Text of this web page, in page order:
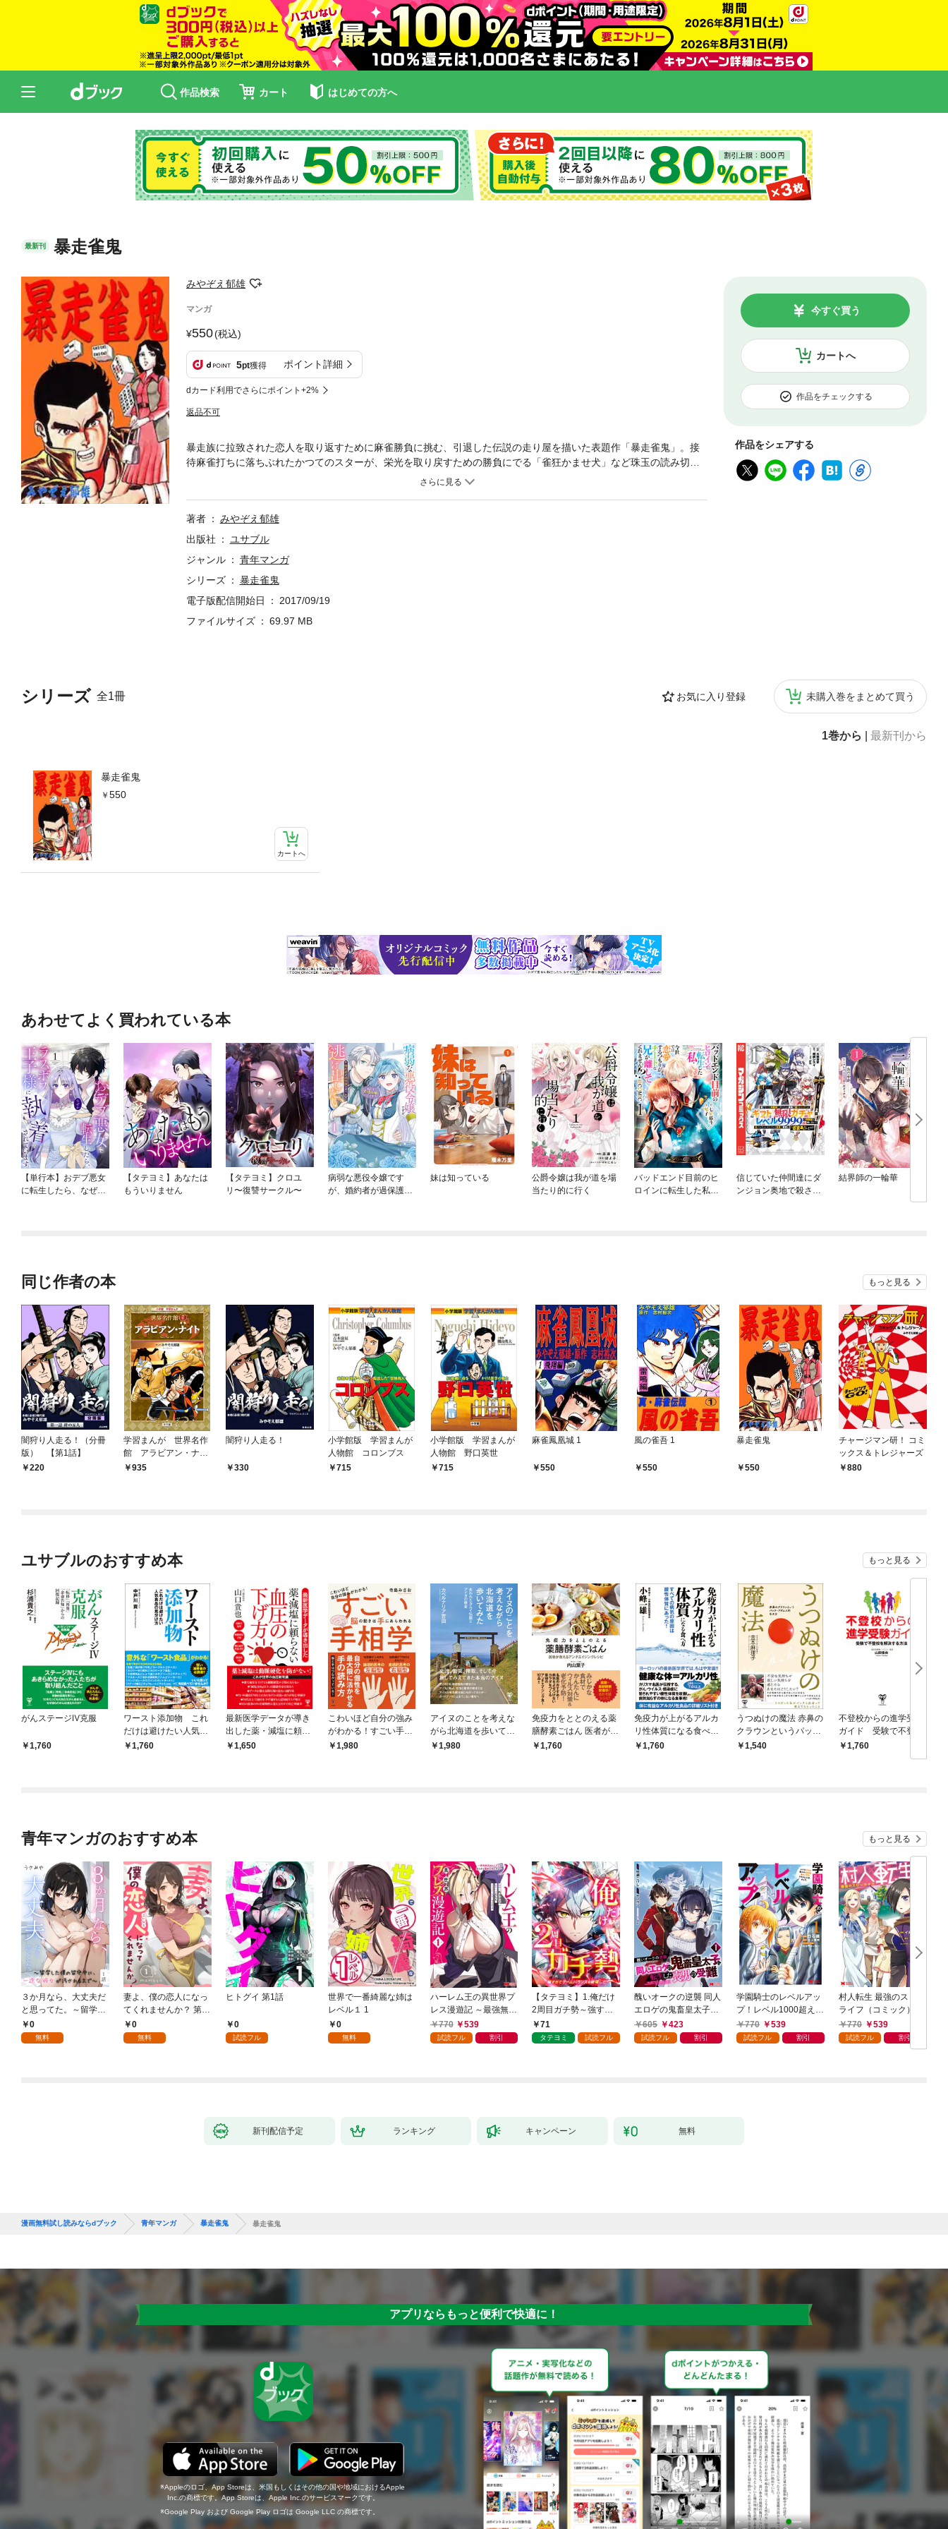
作品検索 カート はじめての方へ
最新刊 暴走雀鬼
みやぞえ郁雄
マンガ
550(税込)
5pt獲得 ポイント詳細
dカード利用でさらにポイント+2%
返品不可
カートへ
今すぐ買う
作品をチェックする
作品をシェアする
シリーズ 全1冊 お気に入り登録 未購入巻をまとめて買う
1巻から 最新刊から
暴走雀鬼
550
カートへ
暴走族に拉致された恋人を取り返すために麻雀勝負に挑む、引退した伝説の走り屋を描いた表題作「暴走雀鬼」。接
待麻雀打ちに落ちぶれたかつてのスターが、栄光を取り戻すための勝負にでる「雀狂かませ犬」など珠玉の読み切り
作品7本収録の短編集！ 麻雀に人生を賭けた男たちの熱いドラマ。破滅するも成功するも、すべては己の腕次第!
著者
みやぞえ郁雄
出版社
ユサブル
ジャンル
青年マンガ
シリーズ
暴走雀鬼
電子版配信開始日
2017/09/19
ファイルサイズ
69.97 MB
あわせてよく買われている本
【単行本】おデブ悪女
に転生したら、なぜか
【タテヨミ】あなたは
もういりません
【タテヨミ】クロユ
リ〜復讐サークル〜
病弱な悪役令嬢です
が、婚約者が過保護す
妹は知っている
公爵令嬢は我が道を場
当たり的に行く
バッドエンド目前のヒ
ロインに転生した私、
信じていた仲間達にダ
ンジョン奥地で殺され
結界師の一輪華
同じ作者の本 もっと見る
闇狩り人走る！（分冊
版） 【第1話】
220
学習まんが 世界名作
館 アラビアン・ナイ
ト935
闇狩り人走る！
330
小学館版 学習まんが
人物館 コロンブス
715
小学館版 学習まんが
人物館 野口英世
715
麻雀鳳凰城 1
550
風の雀吾 1
550
暴走雀鬼
550
チャージマン研！ コミ
ックス＆トレジャーズ
880
ユサブルのおすすめ本 もっと見る
がんステージⅣ克服
1,760
ワースト添加物 これ
だけは避けたい人気食
品の見分け方
1,760
最新医学データが導き
出した薬・減塩に頼ら
ない血圧の下げ方
1,650
こわいほど自分の強み
がわかる！すごい手相
学 脳の動きは手にあ
1,980
アイヌのことを考えな
がら北海道を歩いてみ
た 失われたカムイ伝説
1,980
免疫力をととのえる薬
膳酵素ごはん 医者が教
えるアンチエイジング
1,760
免疫力が上がるアルカ
リ性体質になる食べ
方 すべての病気の原
1,760
うつぬけの魔法 赤鼻の
クラウンというパッ
チ・アダムス的生き方
1,540
不登校からの進学受験
ガイド 受験で不登校
を解決する方法
1,760
青年マンガのおすすめ本 もっと見る
３か月なら、大丈夫だ
と思ってた。～留学し
た僕の留守中に、一途
な彼女が汚されるまで
0
無料
妻よ、僕の恋人になっ
てくれませんか？ 第1
話0
無料
ヒトグイ 第1話
0
試読フル
世界で一番綺麗な姉は
レベル１ 1
0
無料
ハーレム王の異世界プ
レス漫遊記 ～最強無双
のおじさんはあらゆる
種族を嫁にする～（コ
770 539
試読フル 割引
【タテヨミ】1.俺だけ
2周目ガチ勢～強すぎ
てゲームバランスを破
壊した～
71
タテヨミ 試読フル
醜いオークの逆襲 同人
エロゲの鬼畜皇太子に
転生した喪男の受難
（コミック） 1
605 423
試読フル 割引
学園騎士のレベルアッ
プ！レベル1000超えの
転生者、落ちこぼれク
ラスに入学。そして、
770 539
試読フル 割引
村人転生 最強のスロー
ライフ（コミック） 1
770
539
試読フル 割引
新刊配信予定 ランキング キャンペーン 無料
漫画無料試し読みならdブック 青年マンガ 暴走雀鬼 暴走雀鬼
アプリならもっと便利で快適に！
Appleのロゴ、App Storeは、米国もしくはその他の国や地域におけるApple
Inc.の商標です。App Storeは、Apple Inc.のサービスマークです。
Google Play および Google Play ロゴは Google LLC の商標です。